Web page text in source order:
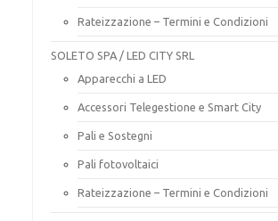
Rateizzazione – Termini e Condizioni
SOLETO SPA / LED CITY SRL
Apparecchi a LED
Accessori Telegestione e Smart City
Pali e Sostegni
Pali fotovoltaici
Rateizzazione – Termini e Condizioni